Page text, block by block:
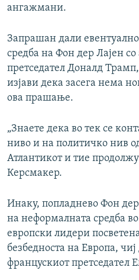
ангажмани.
Запрашан дали
средба на Фон дер Лајен
претседател Доналд
изјави дека засега нема
ова прашање.
„Знаете дека во тек се
ниво и на политичко нив
Атлантикот и тие
Керсмакер.
Инаку, попладнево Фон дер
на неформалната средба
европски лидери
безбедноста на Европа,
францускиот претседател